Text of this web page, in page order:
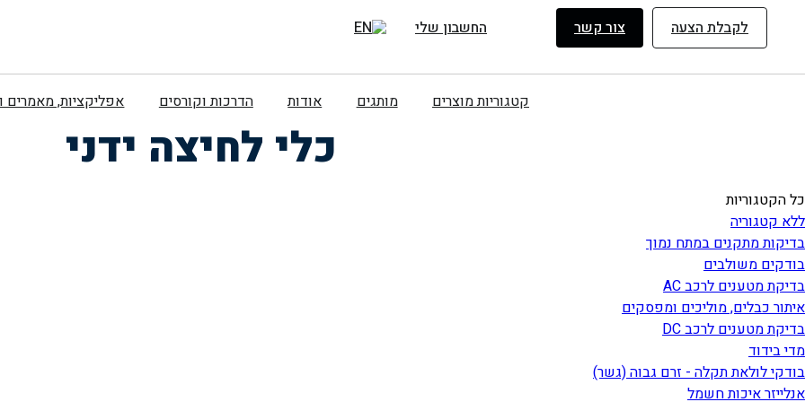
לקבלת הצעה צור קשר החשבון שלי
קטגוריות מוצרים מותגים אודות הדרכות וקורסים אפליקציות, מאמרים
כלי לחיצה ידני
כל הקטגוריות
ללא קטגוריה
בדיקות מתקנים במתח נמוך
בודקים משולבים
בדיקת מטענים לרכב AC
איתור כבלים, מוליכים ומפסקים
בדיקת מטענים לרכב DC
מדי בידוד
בודקי לולאת תקלה - זרם גבוה (גשר)
אנלייזר איכות חשמל